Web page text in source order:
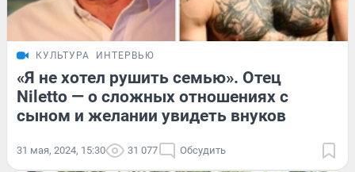
КУЛЬТУРА ИНТЕРВЬЮ
«Я не хотел рушить семью». Отец
Niletto — о сложных отношениях с
сыном и желании увидеть внуков
31 мая, 2024, 15:30 31 077 Обсудить